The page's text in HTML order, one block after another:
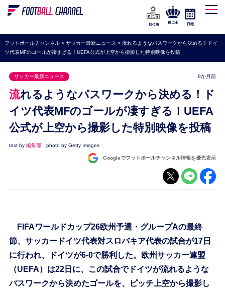
WEリーグ
海外サッカー
プレミアリーグ
ラ・リーガ
セリエA
ブンデスリーガ
UEFA
ナショナルチーム
順位表
得点王 日程
フットボールチャンネル> サッカー最新ニュース > 流れるようなパスワークから決める！ドイ
ツ代表MFのゴールが凄すぎる！UEFA公式が上空から撮影した特別映像を投稿
サッカー最新ニュース 9か月前
流れるようなパスワークから決める！ド
イツ代表MFのゴールが凄すぎる！UEFA
公式が上空から撮影した特別映像を投稿
text by 編集部 photo by Getty Images
Googleでフットボールチャンネル情報を優先表示
FIFAワールドカップ26欧州予選・グループAの最終
節、サッカードイツ代表対スロバキア代表の試合が17日
に行われ、ドイツが6-0で勝利した。欧州サッカー連盟
（UEFA）は22日に、この試合でドイツが流れるような
パスワークから決めたゴールを、ピッチ上空から撮影し